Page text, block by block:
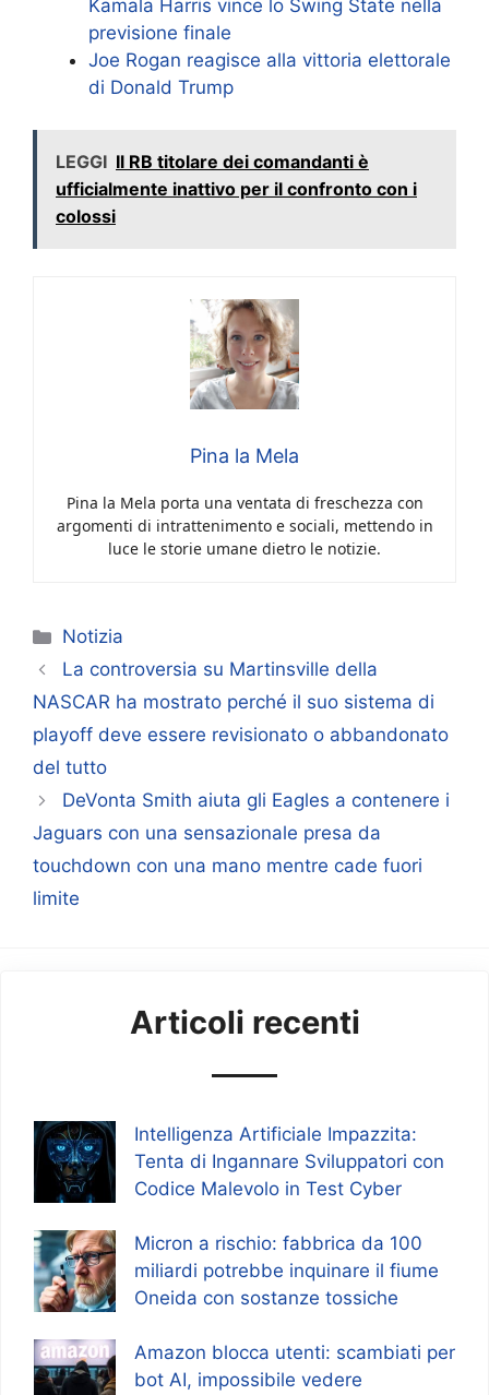
Kamala Harris vince lo Swing State nella
previsione finale
Joe Rogan reagisce alla vittoria elettorale
di Donald Trump
LEGGI Il RB titolare dei comandanti è
ufficialmente inattivo per il confronto con i
colossi
Pina la Mela
Pina la Mela porta una ventata di freschezza con
argomenti di intrattenimento e sociali, mettendo in
luce le storie umane dietro le notizie.
Categorie
Notizia
La controversia su Martinsville della
NASCAR ha mostrato perché il suo sistema di
playoff deve essere revisionato o abbandonato
del tutto
DeVonta Smith aiuta gli Eagles a contenere i
Jaguars con una sensazionale presa da
touchdown con una mano mentre cade fuori
limite
Articoli recenti
Intelligenza Artificiale Impazzita:
Tenta di Ingannare Sviluppatori con
Codice Malevolo in Test Cyber
Micron a rischio: fabbrica da 100
miliardi potrebbe inquinare il fiume
Oneida con sostanze tossiche
Amazon blocca utenti: scambiati per
bot AI, impossibile vedere